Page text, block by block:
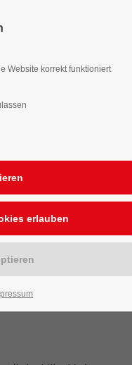
Bühne
Website korrekt funktioniert